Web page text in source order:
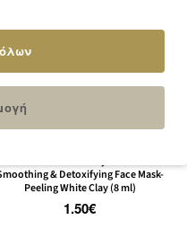
& Detoxifying Face Mask-
Peeling White Clay (8 ml)
1.50€
Εξαντλήθηκε